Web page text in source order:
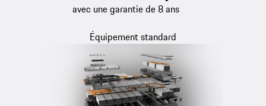
avec une garantie de 8 ans
Équipement standard